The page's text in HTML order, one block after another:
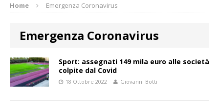
Home Emergenza Coronavirus
Emergenza Coronavirus
Sport: assegnati 149 mila euro alle società
colpite dal Covid
18 Ottobre 2022 Giovanni Botti